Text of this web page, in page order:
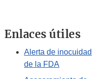
Enlaces útiles
Alerta de inocuidad
de la FDA